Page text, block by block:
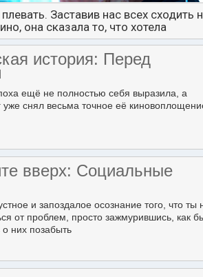
Заставив нас всех сходить
она сказала то, что хотела
история: Перед
ещё не полностью себя выразила, а
уже снял весьма точное её
вверх: Социальные
и запоздалое осознание того, что ты
от проблем, просто зажмурившись, как
о них позабыть